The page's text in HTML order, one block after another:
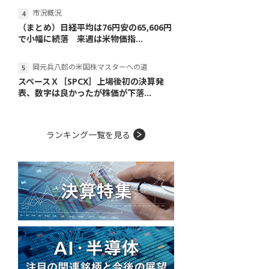
市況概況
（まとめ）日経平均は76円安の65,606円
で小幅に続落 来週は米物価指...
岡元兵八郎の米国株マスターへの道
スペースＸ［SPCX］上場後初の決算発
表、数字は良かったが株価が下落...
ランキング一覧を見る